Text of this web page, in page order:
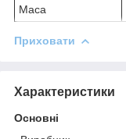
Maca
Приховати
Характеристики
Основні